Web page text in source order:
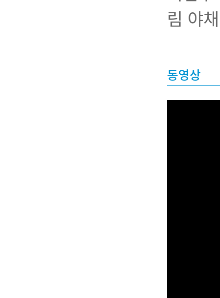
림 야
동영상